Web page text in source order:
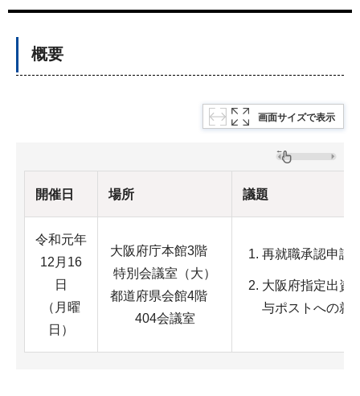
概要
画面サイズで表示
開催日 場所 議題
令和元年
12月16
日
（月曜
日）
大阪府庁本館3階
特別会議室（大）
都道府県会館4階
404会議室
再就職承認申請
大阪府指定出
与ポストへの就